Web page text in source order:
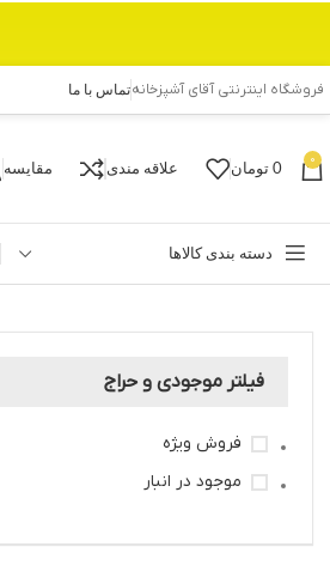
فروشگاه اینترنتی آقای آشپزخانهتماس با ما
0
0 تومان علاقه مندی مقایسه
دسته بندی کالاها
فیلتر موجودی و حراج
فروش ویژه
موجود در انبار